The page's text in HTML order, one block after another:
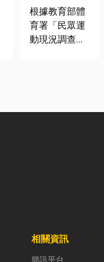
慢跑、排球襪
挑選全攻略，
穿對了運動不
根據教育部體
育署「民眾運
動現況調查」
與各類球類運
抓一雙幾十元
相關資訊
簡訊平台